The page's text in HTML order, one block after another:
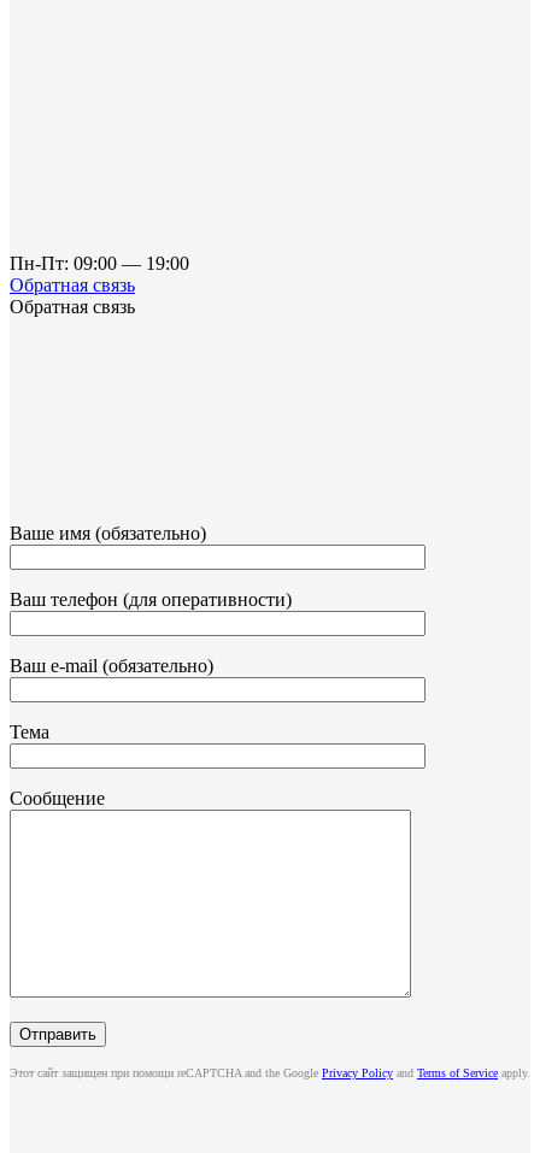
Пн-Пт: 09:00 — 19:00
Обратная связь
Обратная связь
Ваше имя (обязательно)
Ваш телефон (для оперативности)
Ваш e-mail (обязательно)
Тема
Сообщение
Этот сайт защищен при помощи reCAPTCHA and the Google Privacy Policy and Terms of Service apply.